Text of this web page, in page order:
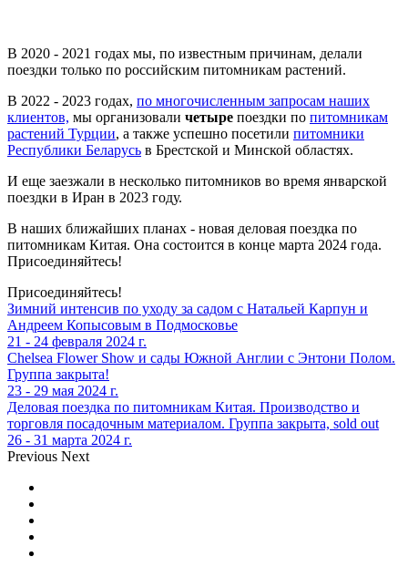
В 2020 - 2021 годах мы, по известным причинам, делали
поездки только по российским питомникам растений.
В 2022 - 2023 годах, по многочисленным запросам наших
клиентов, мы организовали четыре поездки по питомникам
растений Турции, а также успешно посетили питомники
Республики Беларусь в Брестской и Минской областях.
И еще заезжали в несколько питомников во время январской
поездки в Иран в 2023 году.
В наших ближайших планах - новая деловая поездка по
питомникам Китая. Она состоится в конце марта 2024 года.
Присоединяйтесь!
Присоединяйтесь!
Зимний интенсив по уходу за садом с Натальей Карпун и
Андреем Копысовым в Подмосковье
21 - 24 февраля 2024 г.
Chelsea Flower Show и сады Южной Англии с Энтони Полом.
Группа закрыта!
23 - 29 мая 2024 г.
Деловая поездка по питомникам Китая. Производство и
торговля посадочным материалом. Группа закрыта, sold out
26 - 31 марта 2024 г.
Previous Next